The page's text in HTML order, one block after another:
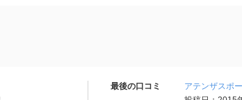
最後の口コミ
アテンザスポ